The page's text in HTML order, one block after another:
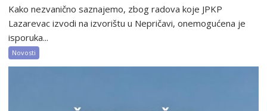
Kako nezvanično saznajemo, zbog radova koje JPKP
Lazarevac izvodi na izvorištu u Nepričavi, onemogućena je
isporuka...
Novosti